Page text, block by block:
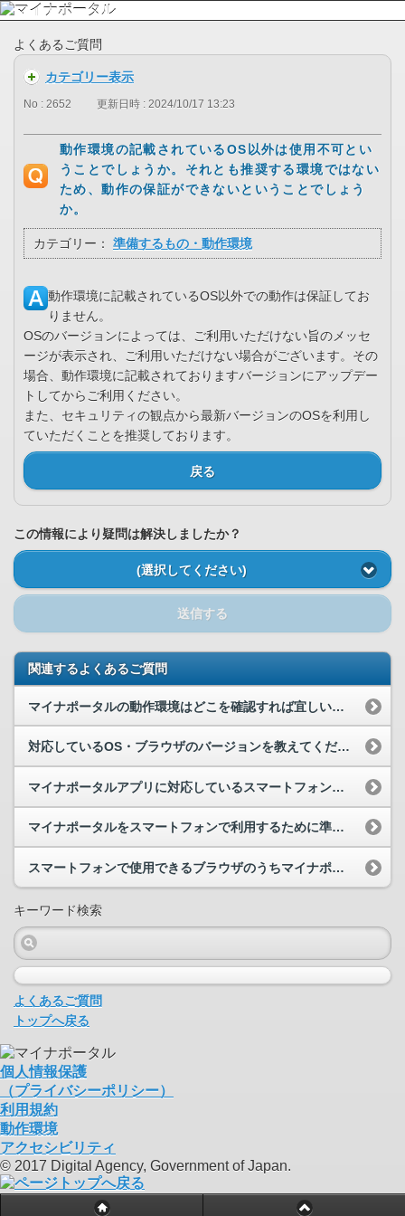
よくあるご質問
カテゴリー表示
No : 2652 更新日時 : 2024/10/17 13:23
動作環境の記載されているOS以外は使用不可とい
うことでしょうか。それとも推奨する環境ではない
ため、動作の保証ができないということでしょう
か。
カテゴリー： 準備するもの・動作環境
動作環境に記載されているOS以外での動作は保証してお
りません。
OSのバージョンによっては、ご利用いただけない旨のメッセ
ージが表示され、ご利用いただけない場合がございます。その
場合、動作環境に記載されておりますバージョンにアップデー
トしてからご利用ください。
また、セキュリティの観点から最新バージョンのOSを利用し
ていただくことを推奨しております。
戻る
この情報により疑問は解決しましたか？
(選択してください)
送信する
関連するよくあるご質問
マイナポータルの動作環境はどこを確認すれば宜しいでしょうか。
対応しているOS・ブラウザのバージョンを教えてください。
マイナポータルアプリに対応しているスマートフォン等を教えてください。
マイナポータルをスマートフォンで利用するために準備するものやスマートフォンの設定、動作環境を教...
スマートフォンで使用できるブラウザのうちマイナポータルに対応しているブラウザを教えてください。
キーワード検索
よくあるご質問
トップへ戻る
個人情報保護
（プライバシーポリシー）
利用規約
動作環境
アクセシビリティ
© 2017 Digital Agency, Government of Japan.